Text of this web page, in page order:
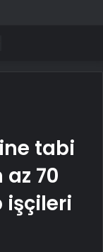
Bulundu
tabi
70
işçileri